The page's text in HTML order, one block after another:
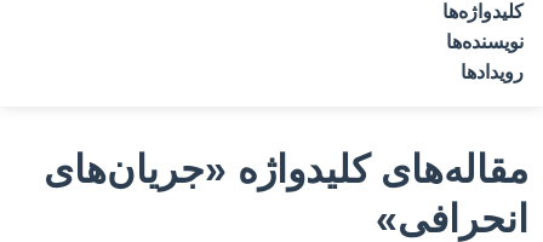
کلیدواژه‌ها
نویسنده‌ها
رویدادها
مقاله‌های کلیدواژه «جریان‌های
انحرافی»